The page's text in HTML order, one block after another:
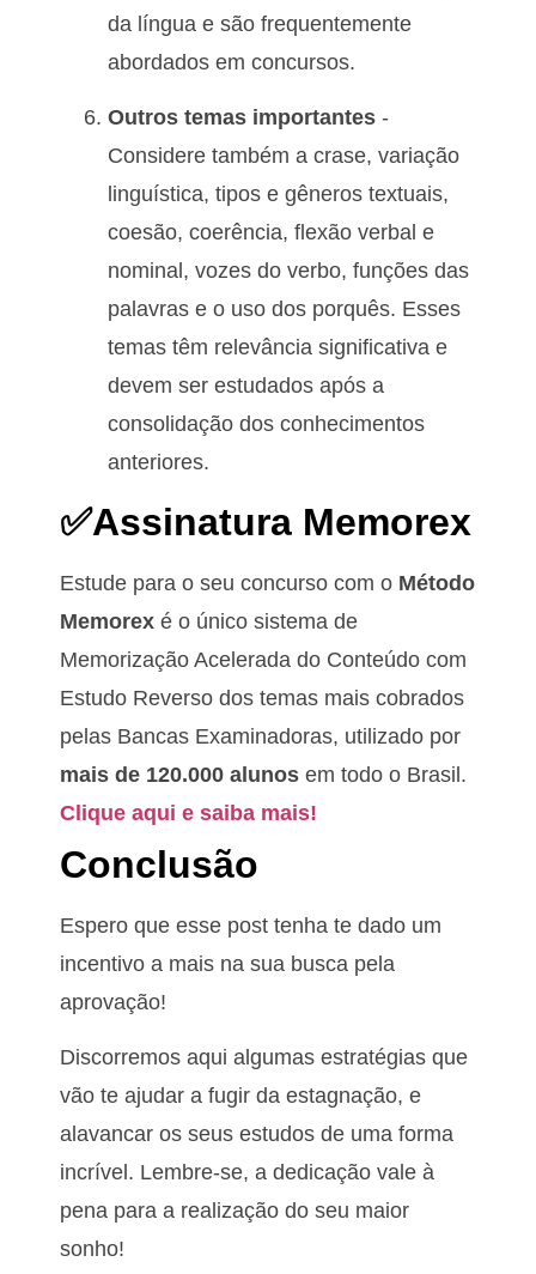
da língua e são frequentemente
abordados em concursos.
Outros temas importantes -
Considere também a crase, variação
linguística, tipos e gêneros textuais,
coesão, coerência, flexão verbal e
nominal, vozes do verbo, funções das
palavras e o uso dos porquês. Esses
temas têm relevância significativa e
devem ser estudados após a
consolidação dos conhecimentos
anteriores.
✅Assinatura Memorex
Estude para o seu concurso com o Método
Memorex é o único sistema de
Memorização Acelerada do Conteúdo com
Estudo Reverso dos temas mais cobrados
pelas Bancas Examinadoras, utilizado por
mais de 120.000 alunos em todo o Brasil.
Clique aqui e saiba mais!
Conclusão
Espero que esse post tenha te dado um
incentivo a mais na sua busca pela
aprovação!
Discorremos aqui algumas estratégias que
vão te ajudar a fugir da estagnação, e
alavancar os seus estudos de uma forma
incrível. Lembre-se, a dedicação vale à
pena para a realização do seu maior
sonho!